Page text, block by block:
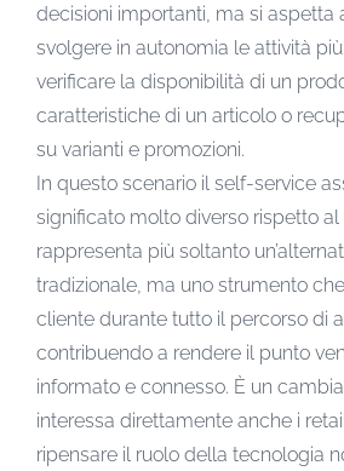
decisioni importanti, ma si aspetta
svolgere in autonomia le attività
verificare la disponibilità di un
caratteristiche di un articolo o
su varianti e promozioni.
In questo scenario il self-service
significato molto diverso rispetto al
rappresenta più soltanto
tradizionale, ma uno strumento
cliente durante tutto il percorso di
contribuendo a rendere il punto
informato e connesso. È un
interessa direttamente anche i
ripensare il ruolo della tecnologia